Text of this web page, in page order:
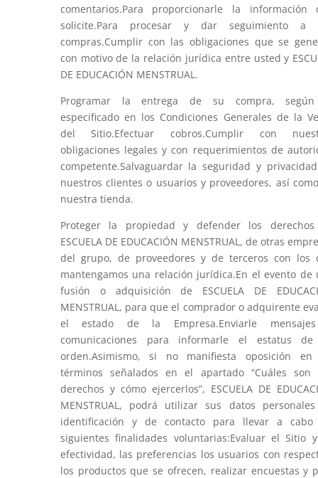
comentarios.Para proporcionarle la información
solicite.Para procesar y dar seguimiento a
compras.Cumplir con las obligaciones que se
con motivo de la relación jurídica entre usted y
DE EDUCACIÓN MENSTRUAL.
Programar la entrega de su compra,
especificado en los Condiciones Generales de la
del Sitio.Efectuar cobros.Cumplir con
obligaciones legales y con requerimientos de
competente.Salvaguardar la seguridad y
nuestros clientes o usuarios y proveedores, así
nuestra tienda.
Proteger la propiedad y defender los
ESCUELA DE EDUCACIÓN MENSTRUAL, de otras
del grupo, de proveedores y de terceros con los
mantengamos una relación jurídica.En el evento de
fusión o adquisición de ESCUELA DE
MENSTRUAL, para que el comprador o adquirente
el estado de la Empresa.Enviarle
comunicaciones para informarle el estatus
orden.Asimismo, si no manifiesta oposición en
términos señalados en el apartado “Cuáles son
derechos y cómo ejercerlos”, ESCUELA DE
MENSTRUAL, podrá utilizar sus datos
identificación y de contacto para llevar a cabo
siguientes finalidades voluntarias:Evaluar el Sitio
efectividad, las preferencias los usuarios con
los productos que se ofrecen, realizar encuestas y